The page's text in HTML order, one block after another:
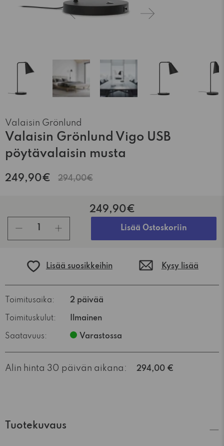
Valaisin Grönlund
Valaisin Grönlund Vigo USB
pöytävalaisin musta
249,90€ 294,00€
249,90€
Lisää Ostoskoriin
Lisää suosikkeihin Kysy lisää
Toimitusaika: 2 päivää
Toimituskulut: Ilmainen
Saatavuus: Varastossa
Alin hinta 30 päivän aikana: 294,00 €
Tuotekuvaus